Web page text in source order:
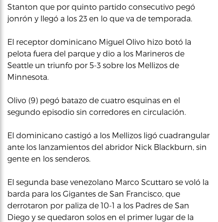
Stanton que por quinto partido consecutivo pegó
jonrón y llegó a los 23 en lo que va de temporada.
El receptor dominicano Miguel Olivo hizo botó la
pelota fuera del parque y dio a los Marineros de
Seattle un triunfo por 5-3 sobre los Mellizos de
Minnesota.
Olivo (9) pegó batazo de cuatro esquinas en el
segundo episodio sin corredores en circulación.
El dominicano castigó a los Mellizos ligó cuadrangular
ante los lanzamientos del abridor Nick Blackburn, sin
gente en los senderos.
El segunda base venezolano Marco Scuttaro se voló la
barda para los Gigantes de San Francisco, que
derrotaron por paliza de 10-1 a los Padres de San
Diego y se quedaron solos en el primer lugar de la